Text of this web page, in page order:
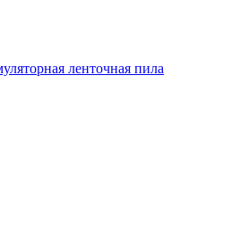
ленточная пила